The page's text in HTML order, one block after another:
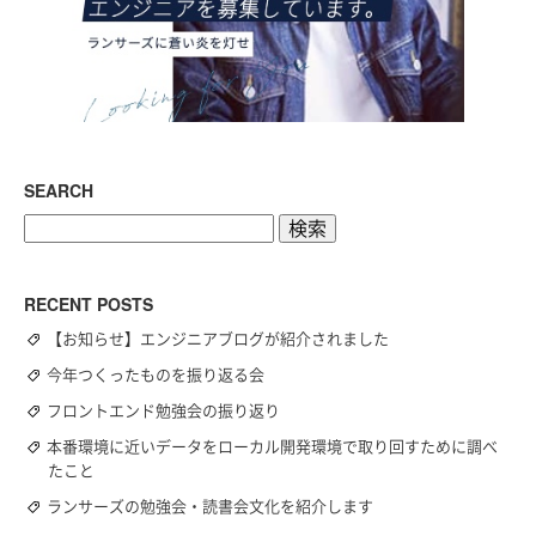
SEARCH
RECENT POSTS
【お知らせ】エンジニアブログが紹介されました
今年つくったものを振り返る会
フロントエンド勉強会の振り返り
本番環境に近いデータをローカル開発環境で取り回すために調べ
たこと
ランサーズの勉強会・読書会文化を紹介します